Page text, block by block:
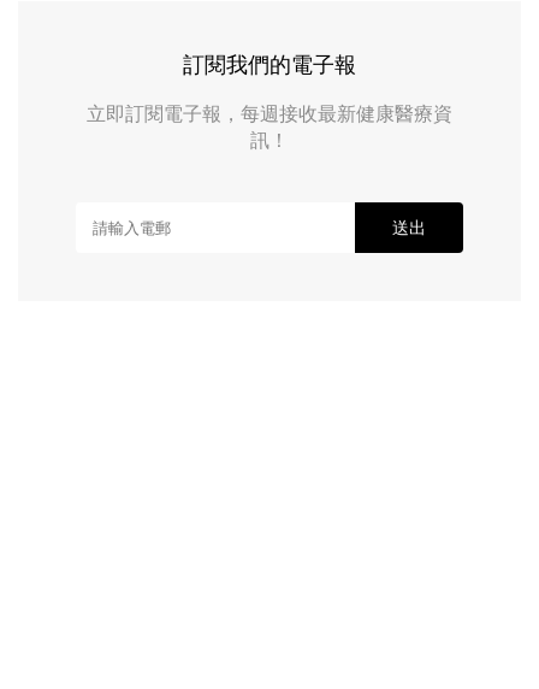
訂閱我們的電子報
立即訂閱電子報，每週接收最新健康醫療資
訊！
送出